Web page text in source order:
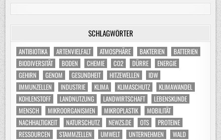
SCHLAGWÖRTER
ANTIBIOTIKA ARTENVIELFALT ATMOSPHÄRE BAKTERIEN
BATTERIEN
BIODIVERSITÄT
BODEN CHEMIE CO2 DÜRRE
ENERGIE
GEHIRN
GENOM GESUNDHEIT HITZEWELLEN
IDW
IMMUNZELLEN
INDUSTRIE KLIMA KLIMASCHUTZ
KLIMAWANDEL
KOHLENSTOFF
LANDNUTZUNG LANDWIRTSCHAFT
LEBENSKUNDE
MENSCH
MIKROORGANISMEN MIKROPLASTIK
MOBILITÄT
NACHHALTIGKEIT
NATURSCHUTZ NEWZS.DE OTS
PROTEINE
RESSOURCEN
STAMMZELLEN UMWELT UNTERNEHMEN
WALD